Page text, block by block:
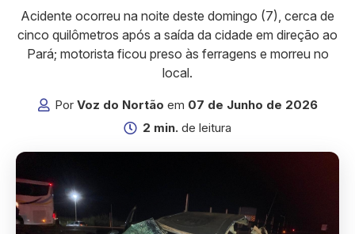
Acidente ocorreu na noite deste domingo (7), cerca de
cinco quilômetros após a saída da cidade em direção ao
Pará; motorista ficou preso às ferragens e morreu no
local.
Por Voz do Nortão em 07 de Junho de 2026
2 min. de leitura